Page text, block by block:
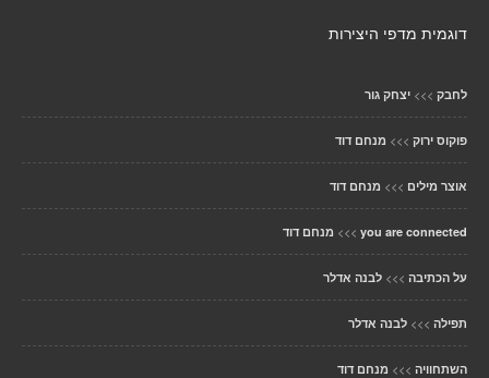
דוגמית מדפי היצירות
לחבק >>> יצחק גור
פוקוס ירוק >>> מנחם דוד
אוצר מילים >>> מנחם דוד
you are connected
>>> מנחם דוד
על הכתיבה >>> לבנה אדלר
תפילה >>> לבנה אדלר
השתחוויה >>> מנחם דוד